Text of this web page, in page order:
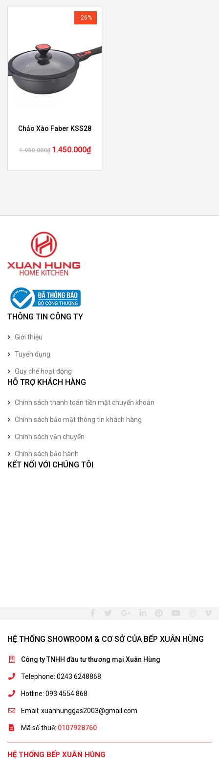
-26%
Chảo Xào Faber KSS28
1.950.000₫ 1.450.000₫
THÔNG TIN CÔNG TY
Giới thiệu
Tuyển dụng
Quy chế hoạt động
HỖ TRỢ KHÁCH HÀNG
Chính sách thanh toán tiền mặt chuyển khoản
Chính sách bảo mật thông tin khách hàng
Chính sách vận chuyển
Chính sách bảo hành
KẾT NỐI VỚI CHÚNG TÔI
HỆ THỐNG SHOWROOM & CƠ SỞ CỦA BẾP XUÂN HÙNG
Công ty TNHH đầu tư thương mại Xuân Hùng
Telephone: 0243 6248868
Hotline: 093 4554 868
Email: xuanhunggas2003@gmail.com
Mã số thuế: 0107928760
HỆ THỐNG BẾP XUÂN HÙNG